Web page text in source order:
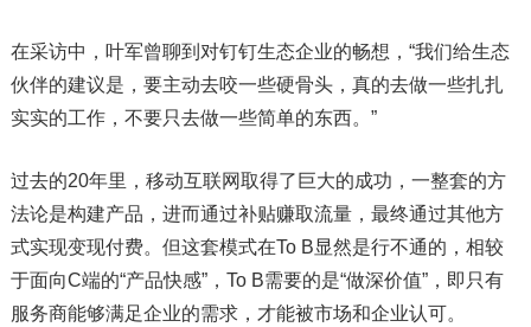
在采访中，叶军曾聊到对钉钉生态企业的畅想，“我们给生态
伙伴的建议是，要主动去咬一些硬骨头，真的去做一些扎扎
实实的工作，不要只去做一些简单的东西。”
过去的20年里，移动互联网取得了巨大的成功，一整套的方
法论是构建产品，进而通过补贴赚取流量，最终通过其他方
式实现变现付费。但这套模式在To B显然是行不通的，相较
于面向C端的“产品快感”，To B需要的是“做深价值”，即只有
服务商能够满足企业的需求，才能被市场和企业认可。